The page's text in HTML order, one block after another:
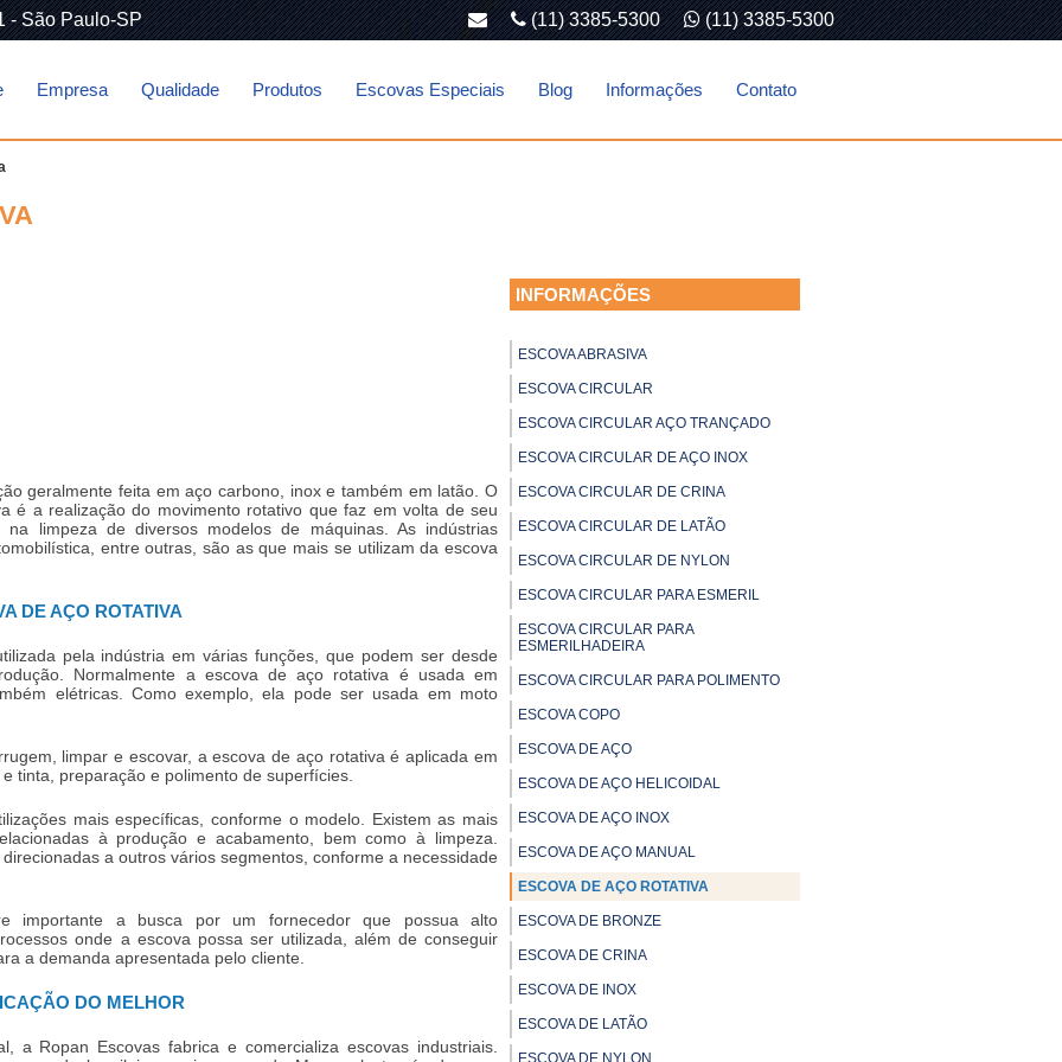
- São Paulo-SP (11) 3385-5300
(11) 3385-5300
Empresa Qualidade Produtos Escovas Especiais Blog Informações Contato
geralmente feita em aço carbono, inox e também em latão. O
é a realização do movimento rotativo que faz em volta de seu
limpeza de diversos modelos de máquinas. As indústrias
entre outras, são as que mais se utilizam da escova
DE AÇO ROTATIVA
pela indústria em várias funções, que podem ser desde
Normalmente a escova de aço rotativa é usada em
elétricas. Como exemplo, ela pode ser usada em moto
limpar e escovar, aescova de aço rotativa é aplicada em
tinta, preparação e polimento de superfícies.
mais específicas, conforme o modelo. Existem as mais
à produção e acabamento, bem como à limpeza.
a outros vários segmentos, conforme a necessidade
importante a busca por um fornecedor que possua alto
onde a escova possa ser utilizada, além de conseguir
a demanda apresentada pelo cliente.
DO MELHOR
a Ropan Escovas fabrica e comercializa escovas industriais.
INFORMAÇÕES
ESCOVA ABRASIVA
ESCOVA CIRCULAR
ESCOVA CIRCULAR AÇO TRANÇADO
ESCOVA CIRCULAR DE AÇO INOX
ESCOVA CIRCULAR DE CRINA
ESCOVA CIRCULAR DE LATÃO
ESCOVA CIRCULAR DE NYLON
ESCOVA CIRCULAR PARA ESMERIL
ESCOVA CIRCULAR PARA
ESMERILHADEIRA
ESCOVA CIRCULAR PARA POLIMENTO
ESCOVA COPO
ESCOVA DE AÇO
ESCOVA DE AÇO HELICOIDAL
ESCOVA DE AÇO INOX
ESCOVA DE AÇO MANUAL
ESCOVA DE AÇO ROTATIVA
ESCOVA DE BRONZE
ESCOVA DE CRINA
ESCOVA DE INOX
ESCOVA DE LATÃO
ESCOVA DE NYLON